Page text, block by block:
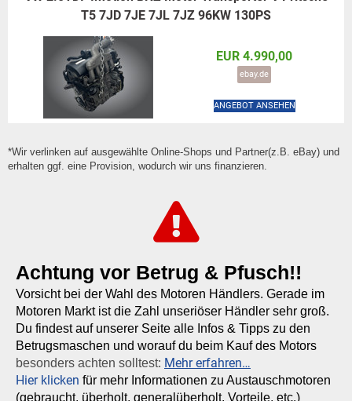
T5 7JD 7JE 7JL 7JZ 96KW 130PS
EUR 4.990,00
ebay.de
ANGEBOT ANSEHEN
*Wir verlinken auf ausgewählte Online-Shops und Partner(z.B. eBay) und
erhalten ggf. eine Provision, wodurch wir uns finanzieren.
Achtung vor Betrug & Pfusch!!
Vorsicht bei der Wahl des Motoren Händlers. Gerade im
Motoren Markt ist die Zahl unseriöser Händler sehr groß.
Du findest auf unserer Seite alle Infos & Tipps zu den
Betrugsmaschen und worauf du beim Kauf des Motors
besonders achten solltest: Mehr erfahren…
Hier klicken für mehr Informationen zu Austauschmotoren
(gebraucht, überholt, generalüberholt, Vorteile, etc.)